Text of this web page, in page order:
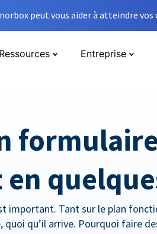
peut vous aider à atteindre
Ressources Entreprise
important. Tant sur le plan
quoi qu’il arrive. Pourquoi faire